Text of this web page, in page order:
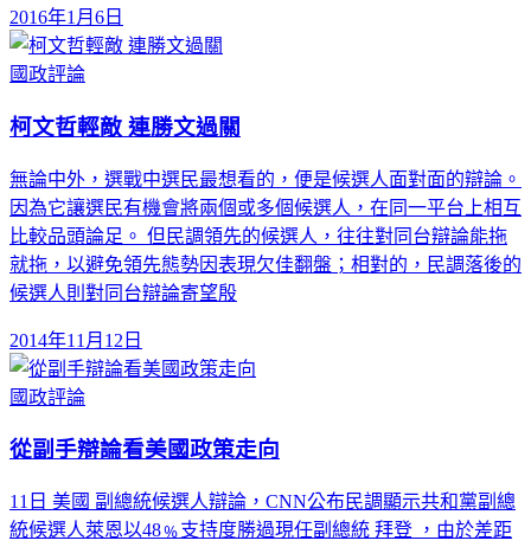
2016年1月6日
國政評論
柯文哲輕敵 連勝文過關
無論中外，選戰中選民最想看的，便是候選人面對面的辯論。
因為它讓選民有機會將兩個或多個候選人，在同一平台上相互
比較品頭論足。 但民調領先的候選人，往往對同台辯論能拖
就拖，以避免領先態勢因表現欠佳翻盤；相對的，民調落後的
候選人則對同台辯論寄望殷
2014年11月12日
國政評論
從副手辯論看美國政策走向
11日 美國 副總統候選人辯論，CNN公布民調顯示共和黨副總
統候選人萊恩以48﹪支持度勝過現任副總統 拜登 ，由於差距